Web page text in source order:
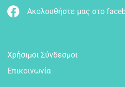
Ακολουθήστε μας στο
Χρήσιμοι Σύνδεσμοι
Επικοινωνία